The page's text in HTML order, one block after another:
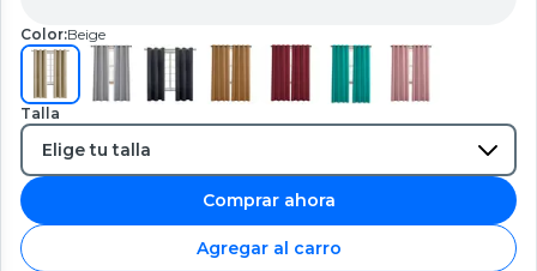
Color:Beige
Talla
Comprar ahora
Agregar al carro